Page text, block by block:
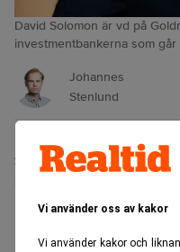
Vi använder oss av kakor
Vi använder kakor och
David Solomon är vd på
investmentbankerna som
Johannes
Stenlund
Stora börsnoteringar är
Men även
ANNONS